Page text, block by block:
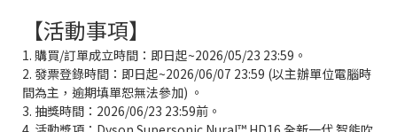
【活動事項】
1. 購買/訂單成立時間：即日起~2026/05/23 23:59。
2. 發票登錄時間：即日起~2026/06/07 23:59 (以主辦單位電腦時
間為主，逾期填單恕無法參加) 。
3. 抽獎時間：2026/06/23 23:59前。